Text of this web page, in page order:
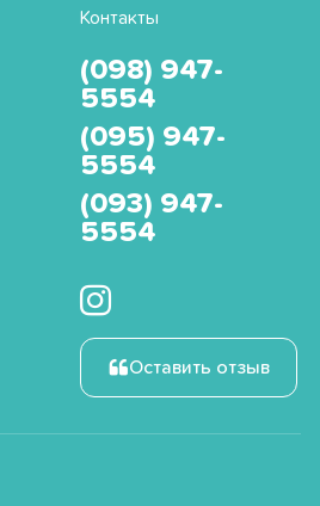
Контакты
(098) 947-
5554
(095) 947-
5554
(093) 947-
5554
Оставить отзыв